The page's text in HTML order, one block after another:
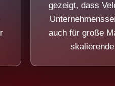
gezeigt, dass
auch für große